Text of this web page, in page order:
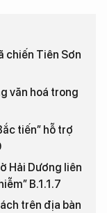
chiến Tiên Sơn
văn hoá trong
tiến” hỗ trợ
Hải Dương liên
B.1.1.7
trên địa bàn